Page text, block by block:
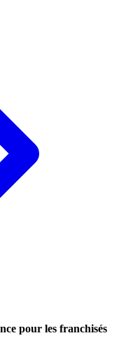
pour les franchisés